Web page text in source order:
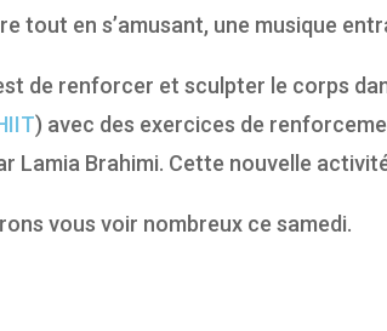
tout en s’amusant, une musique
de renforcer et sculpter le corps
) avec des exercices de
Lamia Brahimi. Cette nouvelle
vous voir nombreux ce samedi.